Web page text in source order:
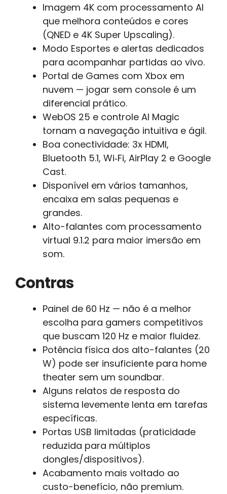
Imagem 4K com processamento AI
que melhora conteúdos e cores
(QNED e 4K Super Upscaling).
Modo Esportes e alertas dedicados
para acompanhar partidas ao vivo.
Portal de Games com Xbox em
nuvem — jogar sem console é um
diferencial prático.
WebOS 25 e controle AI Magic
tornam a navegação intuitiva e ágil.
Boa conectividade: 3x HDMI,
Bluetooth 5.1, Wi‑Fi, AirPlay 2 e Google
Cast.
Disponível em vários tamanhos,
encaixa em salas pequenas e
grandes.
Alto-falantes com processamento
virtual 9.1.2 para maior imersão em
som.
Contras
Painel de 60 Hz — não é a melhor
escolha para gamers competitivos
que buscam 120 Hz e maior fluidez.
Potência física dos alto-falantes (20
W) pode ser insuficiente para home
theater sem um soundbar.
Alguns relatos de resposta do
sistema levemente lenta em tarefas
específicas.
Portas USB limitadas (praticidade
reduzida para múltiplos
dongles/dispositivos).
Acabamento mais voltado ao
custo-benefício, não premium.